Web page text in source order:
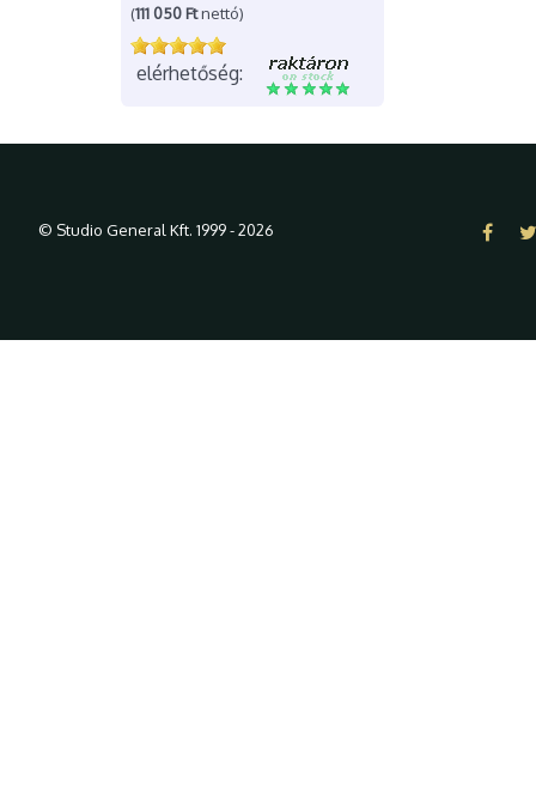
(111 050 Ftnettó)
elérhetőség:
© Studio General Kft. 1999 - 2026